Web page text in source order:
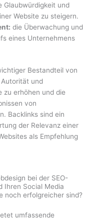
Glaubwürdigkeit und
Website zu steigern.
die Überwachung und
eines Unternehmens
Bestandteil von
Autorität und
zu erhöhen und die
von
Backlinks sind ein
der Relevanz einer
als Empfehlung
bei der SEO-
Ihren Social Media
noch erfolgreicher sind?
umfassende